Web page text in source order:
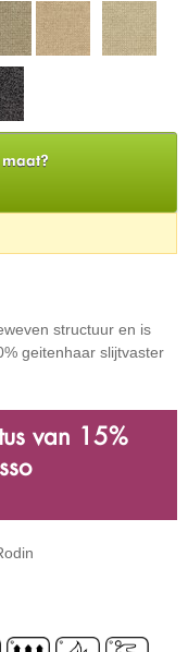
structuur en is
geitenhaar slijtvaster
van 15%